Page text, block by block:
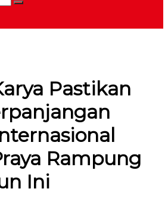
Pastikan
Rampung
Ini